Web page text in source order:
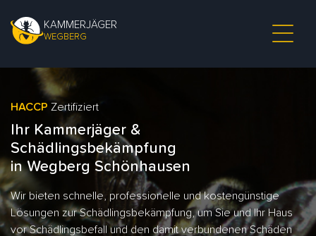
KAMMERJÄGER
WEGBERG
HACCP Zertifiziert
Ihr Kammerjäger &
Schädlingsbekämpfung
in Wegberg Schönhausen
Wir bieten schnelle, professionelle und kostengünstige
Lösungen zur Schädlingsbekämpfung, um Sie und Ihr Haus
vor Schädlingsbefall und den damit verbundenen Schäden